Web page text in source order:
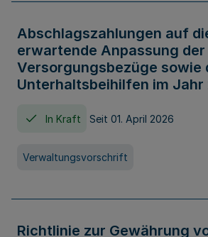
Abschlagszahlungen auf
erwartende Anpassung
Versorgungsbezüge sowie
Unterhaltsbeihilfen im Jahr
In Kraft Seit 01. April 2026
Verwaltungsvorschrift
Richtlinie zur Gewährung